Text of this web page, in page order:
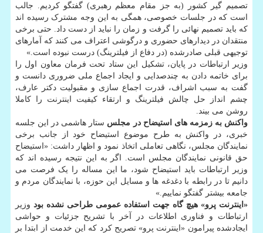
تصمیم گیر کشور (به جز مقام معظم رهبری) گفتگو کردیم. جالب
است که در جلسات خصوصی، همگی به این وجه مشترک رسیده اند
که باید تصمیم نهائی را گرفت و زمان را نباید از دست داد. حتی برخی
منتقدان در دیدارهای حضوری و درگوشی اعتراف می کنند که آمارهای
توجیهی قبلی صادرشده (در دفاع از فیلترینگ) درست نبوده است.»
وزیر ارتباطات در پایان، تشکیل این ستاد تحت فرمان معاون اول را
برای خاتمه دادن به چندصدایی و ایجاد اجماع ملی ضروری دانست و
گفت به سبب اشراف، قدرت اجماع سازی و مقبولیت دکتر عارف،
چشم انداز حل چالش فیلترینگ و ارتقاء کیفیت اینترنت را کاملا
روشن می بیند.
واکنش به زمزمه های استیضاح در مجلس ستار هاشمی در این جلسه
خبری، در واکنش به طرح موضوع استیضاح خود از جانب برخی
نمایندگان مجلس، نگاهی تعاملی اتخاذ نمود و اظهار داشت: «استیضاح
حق قانونی نمایندگان مجلس است. اگر به این نتیجه رسیده اند که
وزیر ارتباطات باید استیضاح شود، ما این مساله را یک فرصت می
دانیم تا در رابطه با دغدغه ها و مسایل این حوزه، با نمایندگان مردم و
جامعه بیشتر گفتگو نماییم.»
«اینترنت پرو» هیچ گاه جهت استفاده عمومی طراحی نشده بود وزیر
ارتباطات و فناوری اطلاعات در آخر با تشریح جزئیات و حواشی
ایجادشده پیرامون «اینترنت پرو» تصریح کرد که این خدمت از ابتدا بر